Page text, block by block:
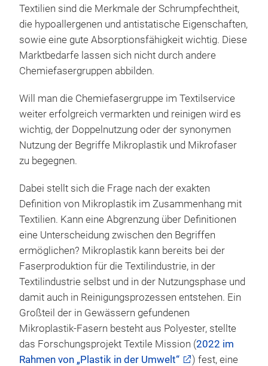
Textilien sind die Merkmale der Schrumpfechtheit,
die hypoallergenen und antistatische Eigenschaften,
sowie eine gute Absorptionsfähigkeit wichtig. Diese
Marktbedarfe lassen sich nicht durch andere
Chemiefasergruppen abbilden.
Will man die Chemiefasergruppe im Textilservice
weiter erfolgreich vermarkten und reinigen wird es
wichtig, der Doppelnutzung oder der synonymen
Nutzung der Begriffe Mikroplastik und Mikrofaser
zu begegnen.
Dabei stellt sich die Frage nach der exakten
Definition von Mikroplastik im Zusammenhang mit
Textilien. Kann eine Abgrenzung über Definitionen
eine Unterscheidung zwischen den Begriffen
ermöglichen? Mikroplastik kann bereits bei der
Faserproduktion für die Textilindustrie, in der
Textilindustrie selbst und in der Nutzungsphase und
damit auch in Reinigungsprozessen entstehen. Ein
Großteil der in Gewässern gefundenen
Mikroplastik-Fasern besteht aus Polyester, stellte
das Forschungsprojekt Textile Mission (2022 im
Rahmen von „Plastik in der Umwelt“
) fest, eine